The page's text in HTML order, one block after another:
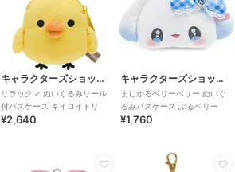
キャラクターズショップ ラフラフ
リラックマ ぬいぐるみリール
付パスケース キイロイトリ
¥2,640
キャラクターズショップ ラフラフ
まじかるベリーベリー ぬいぐ
るみパスケース ぶるベリー
¥1,760